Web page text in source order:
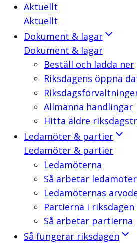
Aktuellt
Aktuellt
Dokument & lagar
Dokument & lagar
Beställ och ladda ner
Riksdagens öppna
Allmänna handlingar
Hitta äldre
Ledamöter & partier
Ledamöter & partier
Ledamöterna
Så arbetar
Ledamöternas
Partierna i riksdagen
Så arbetar partierna
Så fungerar riksdagen